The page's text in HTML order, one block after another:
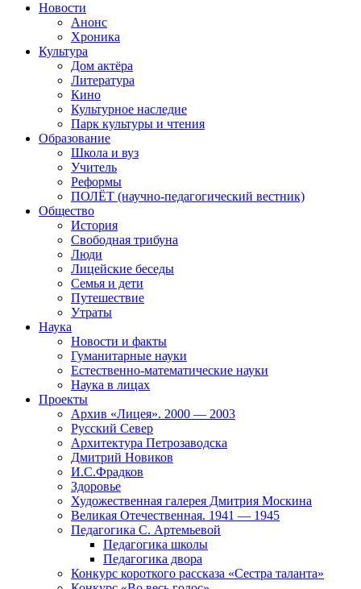
Новости
Анонс
Хроника
Культура
Дом актёра
Литература
Кино
Культурное наследие
Парк культуры и чтения
Образование
Школа и вуз
Учитель
Реформы
ПОЛЁТ (научно-педагогический вестник)
Общество
История
Свободная трибуна
Люди
Лицейские беседы
Семья и дети
Путешествие
Утраты
Наука
Новости и факты
Гуманитарные науки
Естественно-математические науки
Наука в лицах
Проекты
Архив «Лицея». 2000 — 2003
Русский Север
Архитектура Петрозаводска
Дмитрий Новиков
И.С.Фрадков
Здоровье
Художественная галерея Дмитрия Москина
Великая Отечественная. 1941 — 1945
Педагогика С. Артемьевой
Педагогика школы
Педагогика двора
Конкурс короткого рассказа «Сестра таланта»